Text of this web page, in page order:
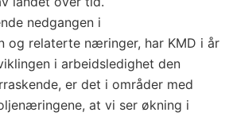
nedgangen i
og relaterte næringer, har KMD i år
i arbeidsledighet den
er det i områder med
at vi ser økning i